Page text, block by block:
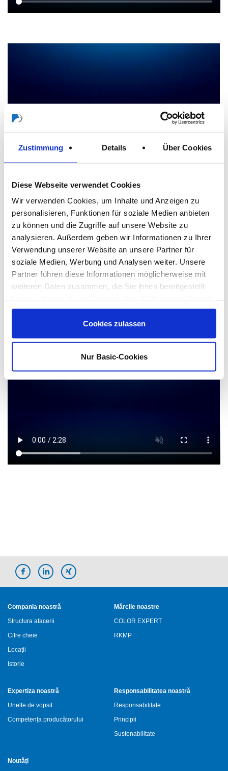
Zustimmung Details Über Cookies
Diese Webseite verwendet Cookies
Wir verwenden Cookies, um Inhalte und Anzeigen zu
personalisieren, Funktionen für soziale Medien anbieten
zu können und die Zugriffe auf unsere Website zu
analysieren. Außerdem geben wir Informationen zu Ihrer
Verwendung unserer Website an unsere Partner für
soziale Medien, Werbung und Analysen weiter. Unsere
Partner führen diese Informationen möglicherweise mit
weiteren Daten zusammen, die Sie ihnen bereitgestellt
gesammelt haben.
Cookies zulassen
Nur Basic-Cookies
Compania noastră
Structura afacerii
Cifre cheie
Locații
Istorie
Mărcile noastre
COLOR EXPERT
RKMP
Expertiza noastră
Unelte de vopsit
Competența producătorului
Responsabilitatea noastră
Responsabilitate
Principii
Sustenabilitate
Noutăți